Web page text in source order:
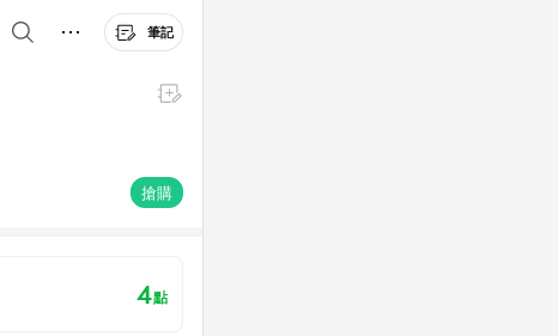
筆記
搶購
4點